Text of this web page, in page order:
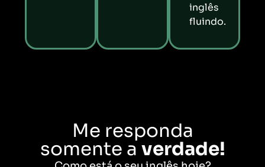
inglês
fluindo.
Me responda
somente averdade!